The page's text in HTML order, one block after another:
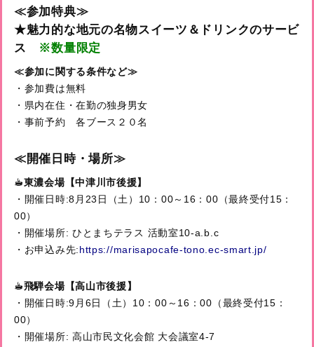
≪参加特典≫
★魅力的な地元の名物スイーツ＆ドリンクのサービ
ス ※数量限定
≪参加に関する条件など≫
・参加費は無料
・県内在住・在勤の独身男女
・事前予約 各ブース２０名
≪開催日時・場所≫
☕東濃会場【︎中津川市後援】
・開催日時:8月23日（土）10：00～16：00（最終受付15：
00）
・開催場所: ひとまちテラス 活動室10-a.b.c
・お申込み先:https://marisapocafe-tono.ec-smart.jp/
☕︎飛騨会場【︎高山市後援】
・開催日時:9月6日（土）10：00～16：00（最終受付15：
00）
・開催場所: 高山市民文化会館 大会議室4-7